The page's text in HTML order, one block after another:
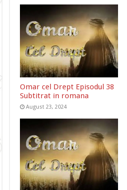
Omar cel Drept Episodul 38
Subtitrat in romana
August 23, 2024